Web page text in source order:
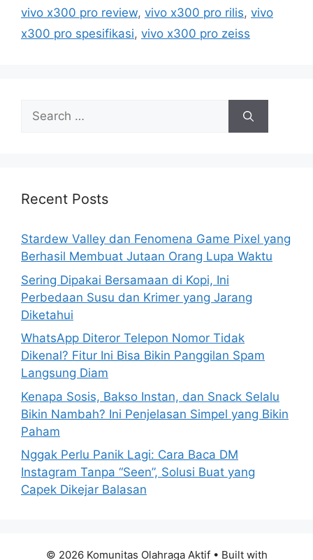
vivo x300 pro review, vivo x300 pro rilis, vivo
x300 pro spesifikasi, vivo x300 pro zeiss
h
r
:
Recent Posts
Stardew Valley dan Fenomena Game Pixel yang
Berhasil Membuat Jutaan Orang Lupa Waktu
Sering Dipakai Bersamaan di Kopi, Ini
Perbedaan Susu dan Krimer yang Jarang
Diketahui
WhatsApp Diteror Telepon Nomor Tidak
Dikenal? Fitur Ini Bisa Bikin Panggilan Spam
Langsung Diam
Kenapa Sosis, Bakso Instan, dan Snack Selalu
Bikin Nambah? Ini Penjelasan Simpel yang Bikin
Paham
Nggak Perlu Panik Lagi: Cara Baca DM
Instagram Tanpa “Seen”, Solusi Buat yang
Capek Dikejar Balasan
© 2026 Komunitas Olahraga Aktif• Built with